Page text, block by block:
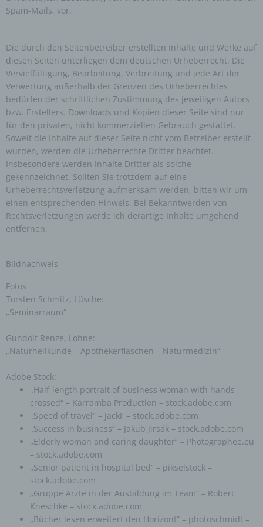
Spam-Mails, vor.
Die durch den Seitenbetreiber erstellten Inhalte und Werke auf
diesen Seiten unterliegen dem deutschen Urheberrecht. Die
Vervielfältigung, Bearbeitung, Verbreitung und jede Art der
Verwertung außerhalb der Grenzen des Urheberrechtes
bedürfen der schriftlichen Zustimmung des jeweiligen Autors
bzw. Erstellers. Downloads und Kopien dieser Seite sind nur
für den privaten, nicht kommerziellen Gebrauch gestattet.
Soweit die Inhalte auf dieser Seite nicht vom Betreiber erstellt
wurden, werden die Urheberrechte Dritter beachtet.
Insbesondere werden Inhalte Dritter als solche
gekennzeichnet. Sollten Sie trotzdem auf eine
Urheberrechtsverletzung aufmerksam werden, bitten wir um
einen entsprechenden Hinweis. Bei Bekanntwerden von
Rechtsverletzungen werde ich derartige Inhalte umgehend
entfernen.
Bildnachweis
Fotos
Torsten Schmitz, Lüsche:
„Seminarraum“
Gundolf Renze, Lohne:
„Naturheilkunde – Apothekerflaschen – Naturmedizin“
Adobe Stock:
„Half-length portrait of business woman with hands
crossed“ – Karramba Production – stock.adobe.com
„Speed of travel“ – JackF – stock.adobe.com
„Success in business“ – Jakub Jirsák – stock.adobe.com
„Elderly woman and caring daughter“ – Photographee.eu
– stock.adobe.com
„Senior patient in hospital bed“ – pikselstock –
stock.adobe.com
„Gruppe Ärzte in der Ausbildung im Team“ – Robert
Kneschke – stock.adobe.com
„Bücher lesen erweitert den Horizont“ – photoschmidt –
einzuschränken.
Profiling ist jede Art der automatisierten
Verarbeitung personenbezogener Daten, die darin
besteht, dass diese personenbezogenen Daten
verwendet werden, um bestimmte persönliche
Aspekte, die sich auf eine natürliche Person
beziehen, zu bewerten, insbesondere, um
Aspekte bezüglich Arbeitsleistung, wirtschaftlicher
Lage, Gesundheit, persönlicher Vorlieben,
Interessen, Zuverlässigkeit, Verhalten,
Aufenthaltsort oder Ortswechsel dieser
natürlichen Person zu analysieren oder
vorherzusagen.
f) Pseudonymisierung
Pseudonymisierung ist die Verarbeitung
personenbezogener Daten in einer Weise, auf
zusätzlichen Informationen gesondert aufbewahrt
identifizierten oder identifizierbaren natürlichen
Person zugewiesen werden.
g) Verantwortlicher oder für die Verarbeitung
Verantwortlicher
Verantwortlicher oder für die Verarbeitung
Verantwortlicher ist die natürliche oder juristische
Person, Behörde, Einrichtung oder andere Stelle,
die allein oder gemeinsam mit anderen über die
personenbezogenen Daten entscheidet. Sind die
Zwecke und Mittel dieser Verarbeitung durch das
Unionsrecht oder das Recht der Mitgliedstaaten
vorgegeben, so kann der Verantwortliche
beziehungsweise können die bestimmten Kriterien
dem Recht der Mitgliedstaaten vorgesehen
werden.
h) Auftragsverarbeiter